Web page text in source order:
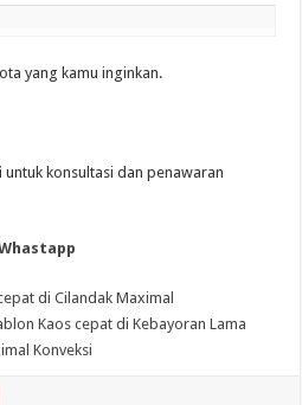
yang kamu inginkan.
untuk konsultasi dan penawaran
di Cilandak Maximal
Kaos cepat di Kebayoran Lama
Konveksi